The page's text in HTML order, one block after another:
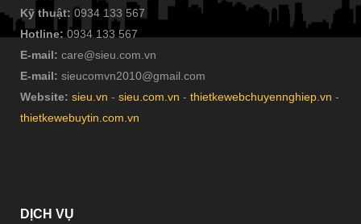
Kỹ thuật: 0934 133 567
Hotline: 0934 133 567
E-mail: care@sieu.com.vn
E-mail: sieucomvn2010@gmail.com
Website: sieu.vn - sieu.com.vn - thietkewebchuyennghiep.vn -
thietkewebuytin.com.vn
DỊCH VỤ